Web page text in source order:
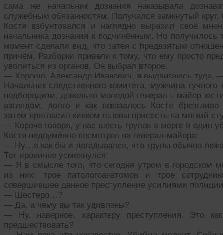
сама же начальник дознания наказывала
служебным обязанностям. Получался замкнутый
Костя взбунтовался и наглядно выразил своё
начальника дознания к подчинённым. Но
момент сделали вид, что затея с предвзятым
причём. Разборки привели к тому, что ему просто
уволиться из органов. Он выбрал второе.
— Хорошо, Александр Иванович, я выдвигаюсь туда,
Начальник следственного комитета, мужчина
подбородком, довольно молодой генерал – майор
взглядом, долго и как показалось Косте брезгливо
затем пригласил кивком головы присесть на мягкий
— Короче говоря, у нас шесть трупов в морге и один
Костя недоумённо посмотрел на генерал-майора:
— Ну…я как бы и догадывался, что трупы обычно
Тот иронично усмехнулся:
— Я в смысле того, что сегодня утром в городском
из них: трое патологоанатомов и трое
совершившее данное преступление усилиями
— Шестеро…?
— Да, а чему вы так удивлены?
— Ну, наверное, характеру преступления. Это
предшествовать?